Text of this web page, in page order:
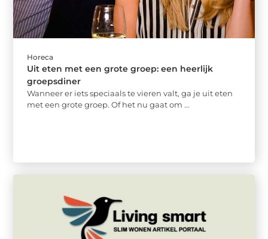
Horeca
Uit eten met een grote groep: een heerlijk
groepsdiner
Wanneer er iets speciaals te vieren valt, ga je uit eten
met een grote groep. Of het nu gaat om ...